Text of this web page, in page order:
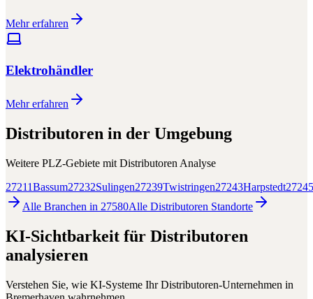
Mehr erfahren
Elektrohändler
Mehr erfahren
Distributoren in der Umgebung
Weitere PLZ-Gebiete mit Distributoren Analyse
27211Bassum27232Sulingen27239Twistringen27243Harpstedt27245
Alle Branchen in 27580Alle Distributoren Standorte
KI-Sichtbarkeit für Distributoren
analysieren
Verstehen Sie, wie KI-Systeme IhrDistributoren-Unternehmen in